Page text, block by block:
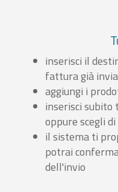
inserisci il
fattura già
aggiungi i
inserisci subito
oppure scegli
il sistema ti
potrai
dell'invio